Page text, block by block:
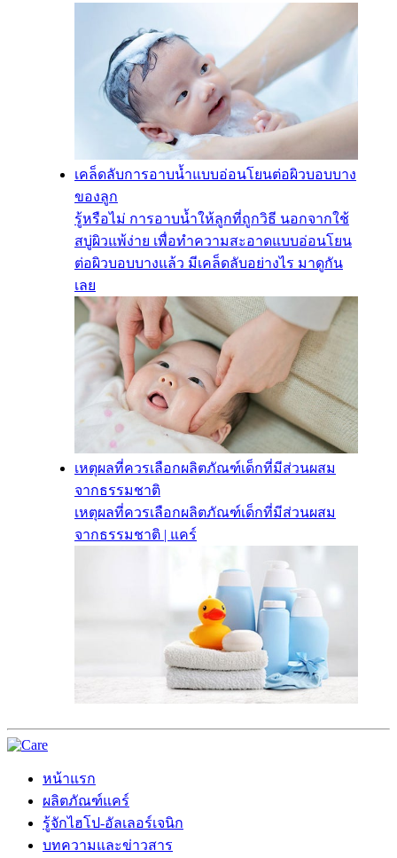
เคล็ดลับการอาบน้ำแบบอ่อนโยนต่อผิวบอบบาง
ของลูก
รู้หรือไม่ การอาบน้ำให้ลูกที่ถูกวิธี นอกจากใช้
สบู่ผิวแพ้ง่าย เพื่อทำความสะอาดแบบอ่อนโยน
ต่อผิวบอบบางแล้ว มีเคล็ดลับอย่างไร มาดูกัน
เลย
เหตุผลที่ควรเลือกผลิตภัณฑ์เด็กที่มีส่วนผสม
จากธรรมชาติ
เหตุผลที่ควรเลือกผลิตภัณฑ์เด็กที่มีส่วนผสม
จากธรรมชาติ | แคร์
หน้าแรก
ผลิตภัณฑ์แคร์
รู้จักไฮโป-อัลเลอร์เจนิก
บทความและข่าวสาร